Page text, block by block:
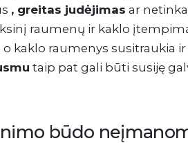
, greitas judėjimas ar
raumenų ir kaklo
kaklo raumenys susitraukia
taip pat gali būti susiję
būdo